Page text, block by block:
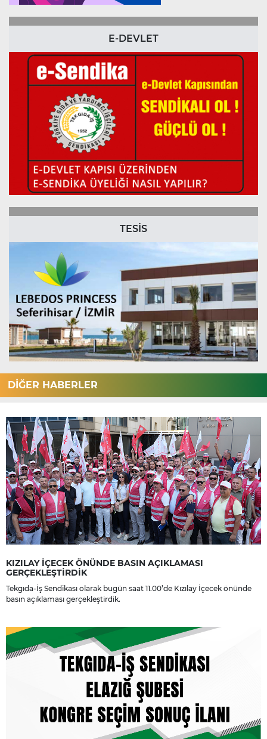
E-DEVLET
TESİS
DİĞER HABERLER
KIZILAY İÇECEK ÖNÜNDE BASIN AÇIKLAMASI
GERÇEKLEŞTİRDİK
Tekgıda-İş Sendikası olarak bugün saat 11.00’de Kızılay İçecek önünde
basın açıklaması gerçekleştirdik.